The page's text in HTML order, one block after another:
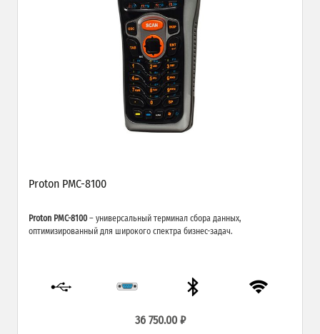
Proton PMC-8100
Proton PMC-8100 – универсальный терминал сбора данных,
оптимизированный для широкого спектра бизнес-задач.
36 750.00 ₽